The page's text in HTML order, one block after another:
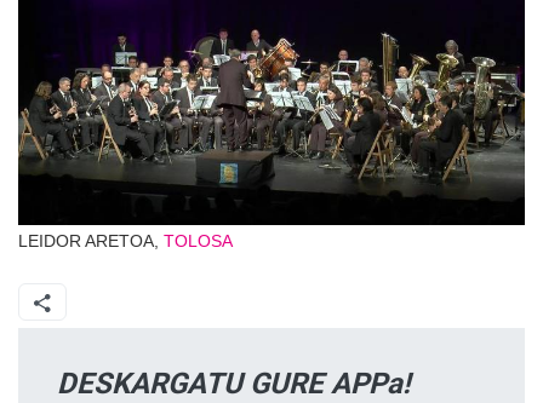
LEIDOR ARETOA, TOLOSA
DESKARGATU GURE APPa!